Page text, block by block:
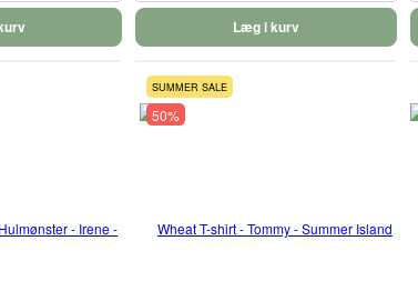
Læg i kurv
SUMMER SALE
50%